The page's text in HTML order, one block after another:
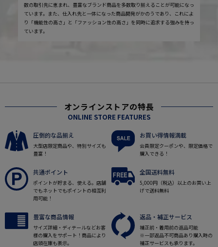
数の取引先に恵まれ、豊富なブランド商品を多数取り揃えることが可能になっ
ています。また、仕入れ先と一体になった商品開発がかのうであり、これによ
り「機能性の高さ」と「ファッション性の高さ」を同時に追求する強みを持っ
ています。
オンラインストアの特長
ONLINE STORE FEATURES
圧倒的な品揃え
大型店限定商品や、特別サイズも
豊富！
お買い得情報満載
会員限定クーポンや、限定価格で
購入できる！
共通ポイント
ポイントが貯まる、使える。店舗
でもネットでもポイントの相互利
用可能！
全国送料無料
5,000円（税込）以上のお買い上
げで送料無料
豊富な商品情報
サイズ詳細・ディテールなどお客
様の購入をサポート！商品により
店頭在庫も表示。
返品・補正サービス
補正前・着用前の返品可能
※一部返品不可商品あり購入時の
補正サービスも承ります。